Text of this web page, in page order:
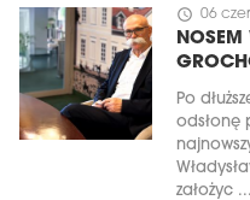
schedule 06
NOSEM
Po
odsłonę
założyc ...